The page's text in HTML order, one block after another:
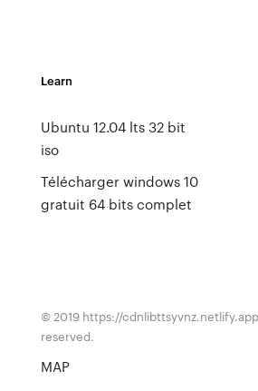
Learn
Ubuntu 12.04 lts 32 bit
iso
Télécharger windows 10
gratuit 64 bits complet
© 2019 https://
reserved.
MAP